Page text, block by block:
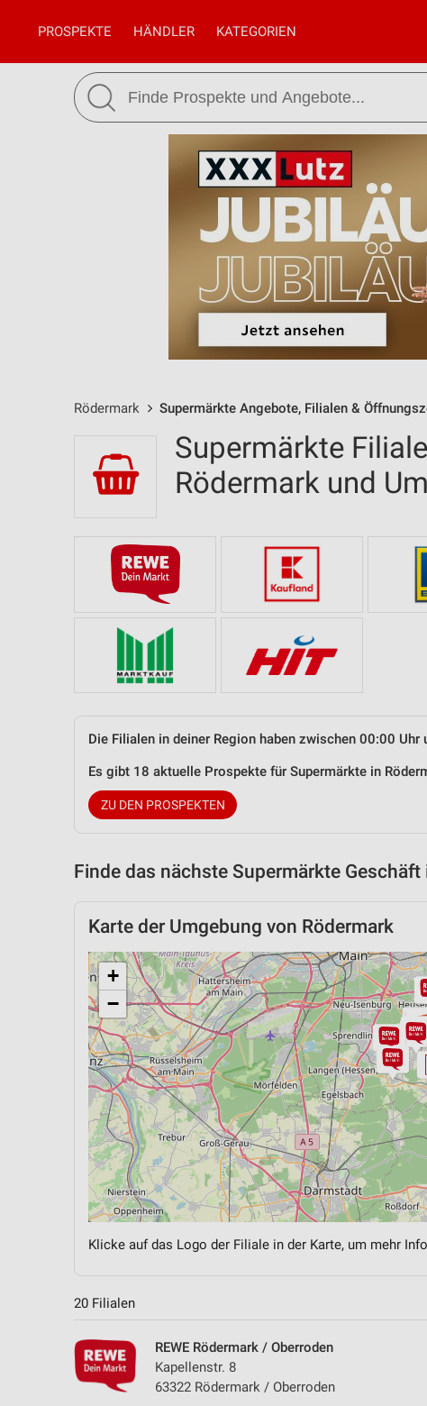
PROSPEKTE HÄNDLER KATEGORIEN
Rödermark Supermärkte Angebote, Filialen &
Supermärkte
Rödermark und
Die Filialen in deiner Region haben zwischen 00:00
Es gibt 18 aktuelle Prospekte für Supermärkte in
ZU DEN PROSPEKTEN
Finde das nächste Supermärkte Geschäft
Karte der Umgebung von Rödermark
+
−
Klicke auf das Logo der Filiale in der Karte, um mehr
20 Filialen
REWE Rödermark / Oberroden
Kapellenstr. 8
63322 Rödermark / Oberroden